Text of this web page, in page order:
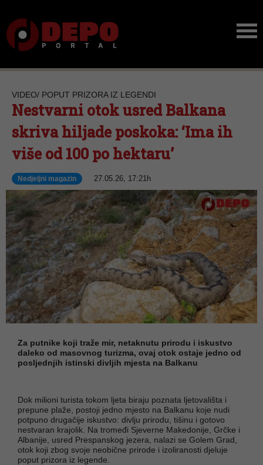
VIDEO/ POPUT PRIZORA IZ LEGENDI
Nestvarni otok usred Balkana
skriva hiljade poskoka: ‘Ima ih
više od 100 po hektaru’
Nedjeljni magazin 27.05.26, 17:21h
Za putnike koji traže mir, netaknutu prirodu i iskustvo
daleko od masovnog turizma, ovaj otok ostaje jedno od
posljednjih istinski divljih mjesta na Balkanu
Dok milioni turista tokom ljeta biraju poznata ljetovališta i
prepune plaže, postoji jedno mjesto na Balkanu koje nudi
potpuno drugačije iskustvo: divlju prirodu, tišinu i gotovo
nestvaran krajolik. Na tromeđi Sjeverne Makedonije, Grčke i
Albanije, usred Prespanskog jezera, nalazi se Golem Grad,
otok koji zbog svoje neobične prirode i izoliranosti djeluje
poput prizora iz legende.